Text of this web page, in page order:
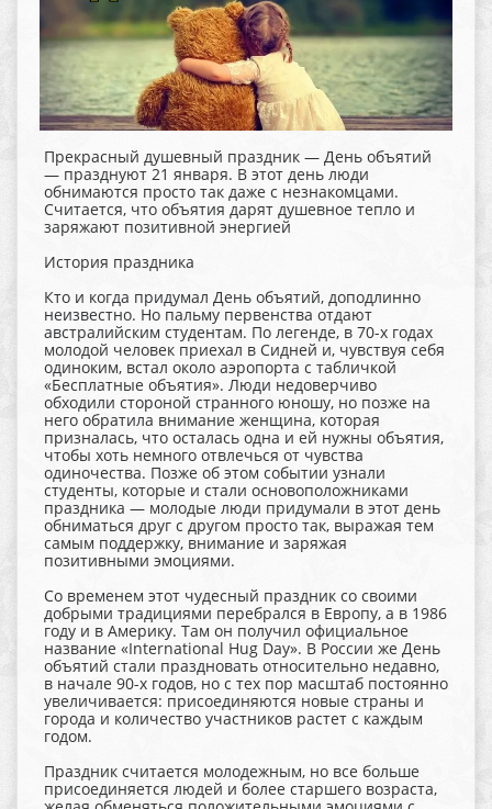
Прекрасный душевный праздник — День объятий
— празднуют 21 января. В этот день люди
обнимаются просто так даже с незнакомцами.
Считается, что объятия дарят душевное тепло и
заряжают позитивной энергией
История праздника
Кто и когда придумал День объятий, доподлинно
неизвестно. Но пальму первенства отдают
австралийским студентам. По легенде, в 70-х годах
молодой человек приехал в Сидней и, чувствуя себя
одиноким, встал около аэропорта с табличкой
«Бесплатные объятия». Люди недоверчиво
обходили стороной странного юношу, но позже на
него обратила внимание женщина, которая
призналась, что осталась одна и ей нужны объятия,
чтобы хоть немного отвлечься от чувства
одиночества. Позже об этом событии узнали
студенты, которые и стали основоположниками
праздника — молодые люди придумали в этот день
обниматься друг с другом просто так, выражая тем
самым поддержку, внимание и заряжая
позитивными эмоциями.
Со временем этот чудесный праздник со своими
добрыми традициями перебрался в Европу, а в 1986
году и в Америку. Там он получил официальное
название «International Hug Day». В России же День
объятий стали праздновать относительно недавно,
в начале 90-х годов, но с тех пор масштаб постоянно
увеличивается: присоединяются новые страны и
города и количество участников растет с каждым
годом.
Праздник считается молодежным, но все больше
присоединяется людей и более старшего возраста,